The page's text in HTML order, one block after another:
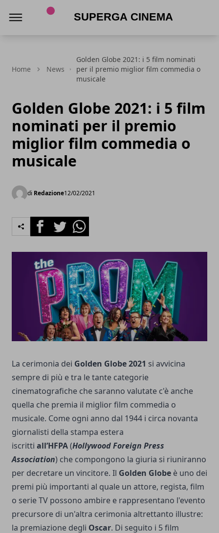
Home News
Golden Globe 2021: i 5 film nominati
per il premio miglior film commedia o
musicale
Golden Globe 2021: i 5 film
nominati per il premio
miglior film commedia o
musicale
di Redazione12/02/2021
FacebookTwitterWhatsapp
La cerimonia dei Golden Globe 2021 si avvicina
sempre di più e tra le tante categorie
cinematografiche che saranno valutate c'è anche
quella che premia il miglior film commedia o
musicale. Come ogni anno dal 1944 i circa novanta
giornalisti della stampa estera
iscritti all’HFPA(Hollywood Foreign Press
Association) che compongono la giuria si riuniranno
per decretare un vincitore. Il Golden Globe è uno dei
premi più importanti al quale un attore, regista, film
o serie TV possono ambire e rappresentano l'evento
precursore di un'altra cerimonia altrettanto illustre:
la premiazione degli Oscar. Di seguito i 5 film